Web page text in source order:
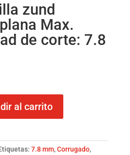
zund
Max.
de corte: 7.8
al carrito
7.8 mm,Corrugado,